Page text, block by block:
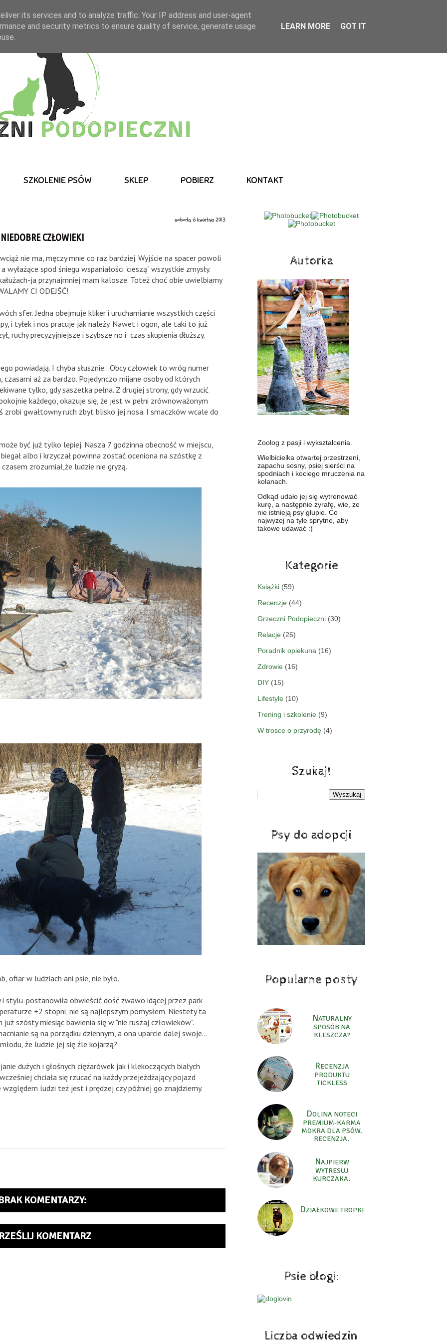
SZKOLENIE PSÓW SKLEP POBIERZ KONTAKT
sobota, 6 kwietnia 2013
NIEDOBRE CZŁOWIEKI
nie ma, męczy mnie co raz bardziej. Wyjście na spacer powoli
spod śniegu wspaniałości "cieszą" wszystkie zmysły.
ja przynajmniej mam kalosze. Toteż choć obie uwielbiamy
CI ODEJŚĆ!
sfer. Jedna obejmuje kliker i uruchamianie wszystkich części
i tyłek i nos pracuje jak należy. Nawet i ogon, ale taki to już
ruchy precyzyjniejsze i szybsze no i czas skupienia dłuższy.
powiadają. I chyba słusznie...Obcy człowiek to wróg numer
aż za bardzo. Pojedynczo mijane osoby od których
tylko, gdy saszetka pełna. Z drugiej strony, gdy wrzucić
każdego, okazuje się, że jest w pełni zrównoważonym
zrobi gwałtowny ruch zbyt blisko jej nosa. I smaczków wcale do
być już tylko lepiej. Nasza 7 godzinna obecność w miejscu,
albo i krzyczał powinna zostać oceniona na szóstkę z
zrozumiał,że ludzie nie gryzą.
ofiar w ludziach ani psie, nie było.
stylu-postanowiła obwieścić dość żwawo idącej przez park
+2 stopni, nie są najlepszym pomysłem. Niestety ta
już szósty miesiąc bawienia się w "nie ruszaj człowieków".
są na porządku dziennym, a ona uparcie dalej swoje...
że ludzie jej się źle kojarzą?
dużych i głośnych ciężarówek jak i klekoczących białych
chciała się rzucać na każdy przejeżdżający pojazd
ludzi też jest i prędzej czy później go znajdziemy.
KOMENTARZY:
KOMENTARZ
Autorka
Zoolog z pasji i wykształcenia.
Wielbicielka otwartej przestrzeni,
zapachu sosny, psiej sierści na
spodniach i kociego mruczenia na
kolanach.
Odkąd udało jej się wytrenować
kurę, a następnie żyrafę, wie, że
nie istnieją psy głupie. Co
najwyżej na tyle sprytne, aby
takowe udawać :)
Kategorie
Książki (59)
Recenzje (44)
Grzeczni Podopieczni (30)
Relacje (26)
Poradnik opiekuna (16)
Zdrowie (16)
DIY (15)
Lifestyle (10)
Trening i szkolenie (9)
W trosce o przyrodę (4)
Szukaj!
Psy do adopcji
Popularne posty
NATURALNY
SPOSÓB NA
KLESZCZA?
RECENZJA
PRODUKTU
TICKLESS
DOLINA NOTECI
PREMIUM-KARMA
MOKRA DLA PSÓW.
RECENZJA.
NAJPIERW
WYTRESUJ
KURCZAKA.
DZIAŁKOWE TROPKI
Psie blogi:
Liczba odwiedzin
its services and to analyze traffic. Your IP address and user-agent
and security metrics to ensure quality of service, generate usage
LEARN MORE GOT IT